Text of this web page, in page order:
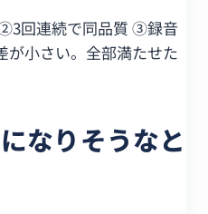
回連続で同品質 ③録音
が小さい。全部満たせた
なりそうなと